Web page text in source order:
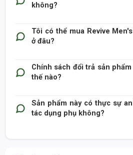
không?
Tôi có thể mua Revive
ở đâu?
Chính sách đổi trả sản
thế nào?
Sản phẩm này có thực sự
tác dụng phụ không?